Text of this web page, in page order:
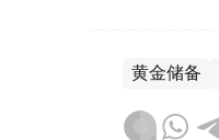
黄金储备